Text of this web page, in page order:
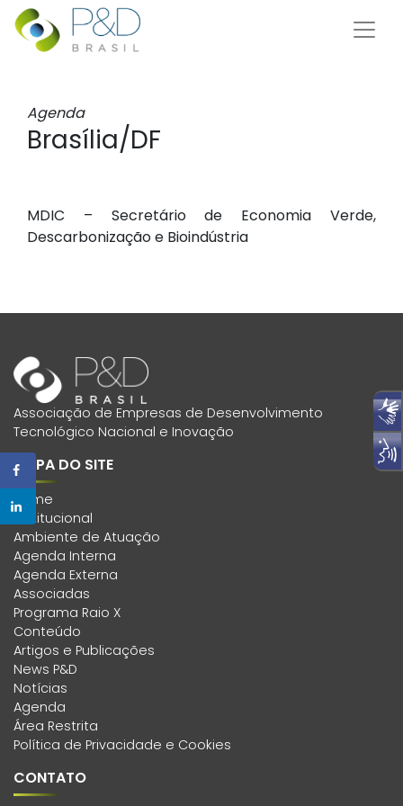
Agenda
Brasília/DF
MDIC – Secretário de Economia Verde,
Descarbonização e Bioindústria
Associação de Empresas de Desenvolvimento
Tecnológico Nacional e Inovação
MAPA DO SITE
Home
Institucional
Ambiente de Atuação
Agenda Interna
Agenda Externa
Associadas
Programa Raio X
Conteúdo
Artigos e Publicações
News P&D
Notícias
Agenda
Área Restrita
Política de Privacidade e Cookies
CONTATO